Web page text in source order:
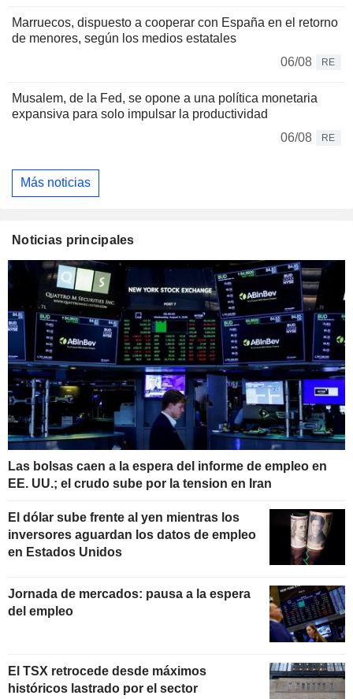
Marruecos, dispuesto a cooperar con España en el retorno
de menores, según los medios estatales
06/08
RE
Musalem, de la Fed, se opone a una política monetaria
expansiva para solo impulsar la productividad
06/08
RE
Más noticias
Noticias principales
Las bolsas caen a la espera del informe de empleo en
EE. UU.; el crudo sube por la tension en Iran
El dólar sube frente al yen mientras los
inversores aguardan los datos de empleo
en Estados Unidos
Jornada de mercados: pausa a la espera
del empleo
El TSX retrocede desde máximos
históricos lastrado por el sector